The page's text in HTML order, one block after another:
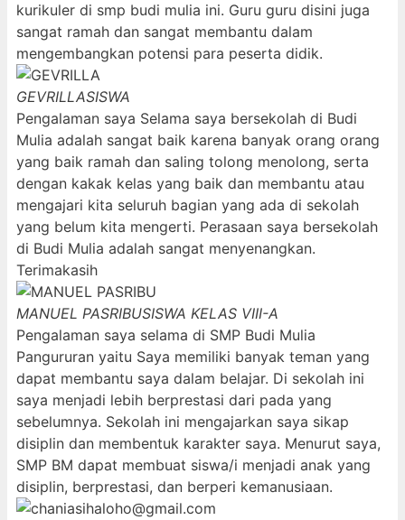
kurikuler di smp budi mulia ini. Guru guru disini juga
sangat ramah dan sangat membantu dalam
mengembangkan potensi para peserta didik.
GEVRILLASISWA
Pengalaman saya Selama saya bersekolah di Budi
Mulia adalah sangat baik karena banyak orang orang
yang baik ramah dan saling tolong menolong, serta
dengan kakak kelas yang baik dan membantu atau
mengajari kita seluruh bagian yang ada di sekolah
yang belum kita mengerti. Perasaan saya bersekolah
di Budi Mulia adalah sangat menyenangkan.
Terimakasih
MANUEL PASRIBUSISWA KELAS VIII-A
Pengalaman saya selama di SMP Budi Mulia
Pangururan yaitu Saya memiliki banyak teman yang
dapat membantu saya dalam belajar. Di sekolah ini
saya menjadi lebih berprestasi dari pada yang
sebelumnya. Sekolah ini mengajarkan saya sikap
disiplin dan membentuk karakter saya. Menurut saya,
SMP BM dapat membuat siswa/i menjadi anak yang
disiplin, berprestasi, dan berperi kemanusiaan.